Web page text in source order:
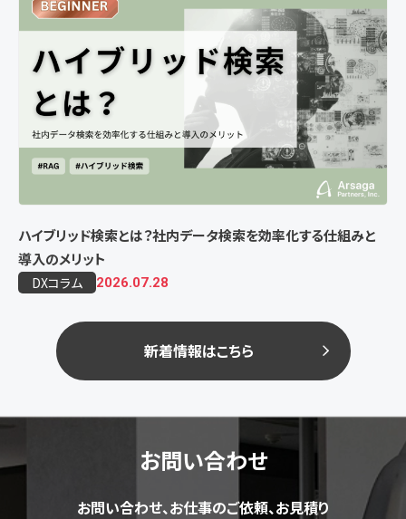
ハイブリッド検索とは？社内データ検索を効率化する仕組みと
導入のメリット
DXコラム 2026.07.28
新着情報はこちら
お問い合わせ
お問い合わせ、お仕事のご依頼、お見積り